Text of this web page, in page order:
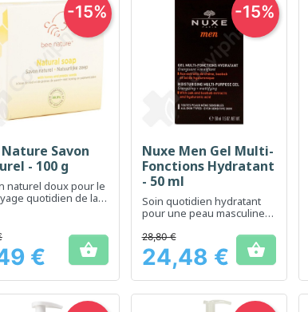
Aperçu rapide
Nature Savon
- 100 g
naturel doux pour le
quotidien de la
€ 
-15%
Aperçu rapide
Nuxe Men Gel Multi-
Fonctions Hydratant
- 50 ml
Soin quotidien hydratant
pour une peau masculine
Prix
28,80 €
24,48 € 
-15%